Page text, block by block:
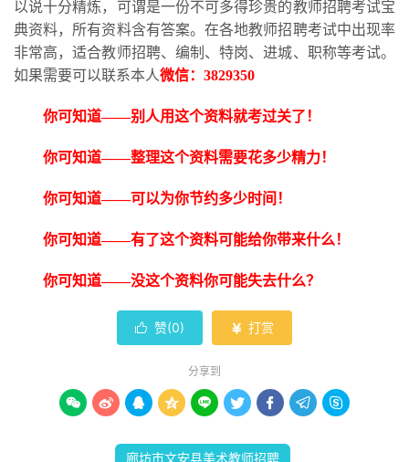
以说十分精炼，可谓是一份不可多得珍贵的教师招聘考试宝
典资料，所有资料含有答案。在各地教师招聘考试中出现率
非常高，适合教师招聘、编制、特岗、进城、职称等考试。
如果需要可以联系本人微信： 3829350
你可知道——别人用这个资料就考过关了！
你可知道——整理这个资料需要花多少精力！
你可知道——可以为你节约多少时间！
你可知道——有了这个资料可能给你带来什么！
你可知道——没这个资料你可能失去什么？
 赞(0)  打赏
分享到
        
廊坊市文安县美术教师招聘